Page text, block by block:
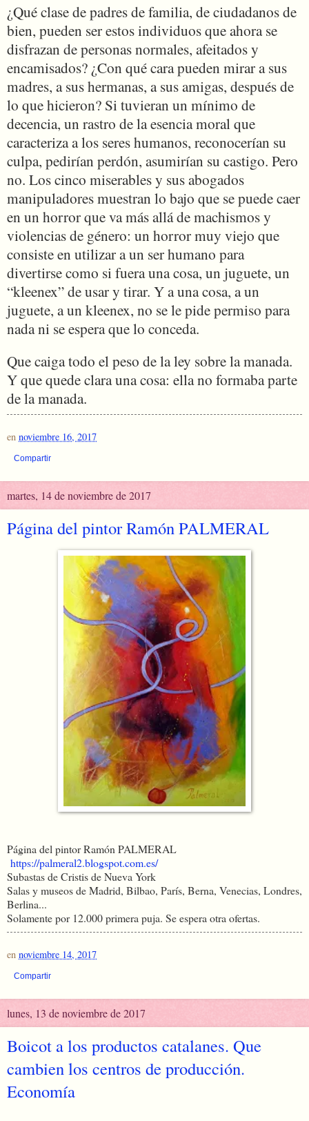
¿Qué clase de padres de familia, de ciudadanos de
bien, pueden ser estos individuos que ahora se
disfrazan de personas normales, afeitados y
encamisados? ¿Con qué cara pueden mirar a sus
madres, a sus hermanas, a sus amigas, después de
lo que hicieron? Si tuvieran un mínimo de
decencia, un rastro de la esencia moral que
caracteriza a los seres humanos, reconocerían su
culpa, pedirían perdón, asumirían su castigo. Pero
no. Los cinco miserables y sus abogados
manipuladores muestran lo bajo que se puede caer
en un horror que va más allá de machismos y
violencias de género: un horror muy viejo que
consiste en utilizar a un ser humano para
divertirse como si fuera una cosa, un juguete, un
“kleenex” de usar y tirar. Y a una cosa, a un
juguete, a un kleenex, no se le pide permiso para
nada ni se espera que lo conceda.
Que caiga todo el peso de la ley sobre la manada.
Y que quede clara una cosa: ella no formaba parte
de la manada.
en noviembre 16, 2017
Compartir
martes, 14 de noviembre de 2017
Página del pintor Ramón PALMERAL
Página del pintor Ramón PALMERAL
https://palmeral2.blogspot.com.es/
Subastas de Cristis de Nueva York
Salas y museos de Madrid, Bilbao, París, Berna, Venecias, Londres,
Berlina...
Solamente por 12.000 primera puja. Se espera otra ofertas.
en noviembre 14, 2017
Compartir
lunes, 13 de noviembre de 2017
Boicot a los productos catalanes. Que
cambien los centros de producción.
Economía